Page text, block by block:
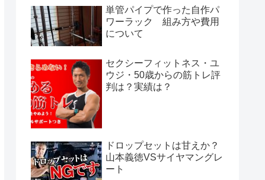
単管パイプで作った自作パ
ワーラック 組み方や費用
について
セクシーフィットネス・ユ
ウジ・50歳からの筋トレ評
判は？実績は？
ドロップセットは甘えか？
山本義徳VSサイヤマングレ
ート